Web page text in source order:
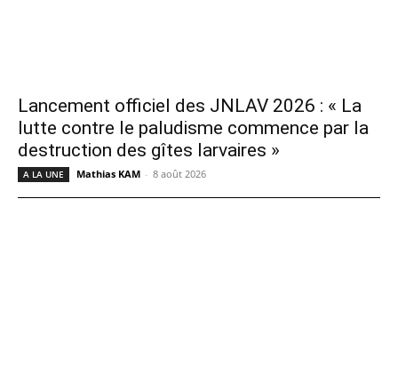
Lancement officiel des JNLAV 2026 : « La
lutte contre le paludisme commence par la
destruction des gîtes larvaires »
A LA UNE Mathias KAM - 8 août 2026